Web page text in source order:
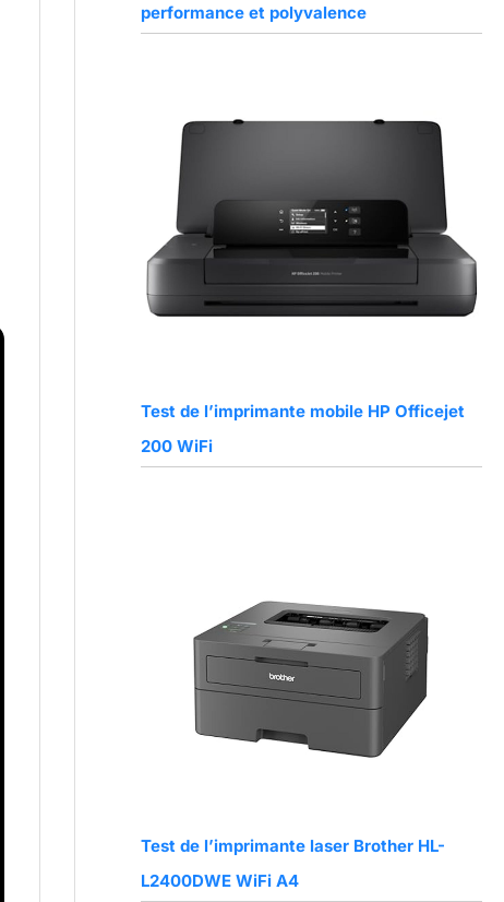
performance et polyvalence
Test de l’imprimante mobile HP Officejet
200 WiFi
Test de l’imprimante laser Brother HL-
L2400DWE WiFi A4